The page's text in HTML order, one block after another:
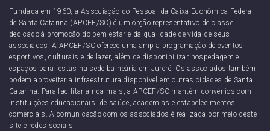
Fundada em 1960, a Associação do Pessoal da Caixa Econômica Federal
de Santa Catarina (APCEF/SC) é um órgão representativo de classe
dedicado à promoção do bem-estar e da qualidade de vida de seus
associados. A APCEF/SC oferece uma ampla programação de eventos
esportivos, culturais e de lazer, além de disponibilizar hospedagem e
espaços para festas na sede balneária em Jurerê. Os associados também
podem aproveitar a infraestrutura disponível em outras cidades de Santa
Catarina. Para facilitar ainda mais, a APCEF/SC mantém convênios com
instituições educacionais, de saúde, academias e estabelecimentos
comerciais. A comunicação com os associados é realizada por meio deste
site e redes sociais.